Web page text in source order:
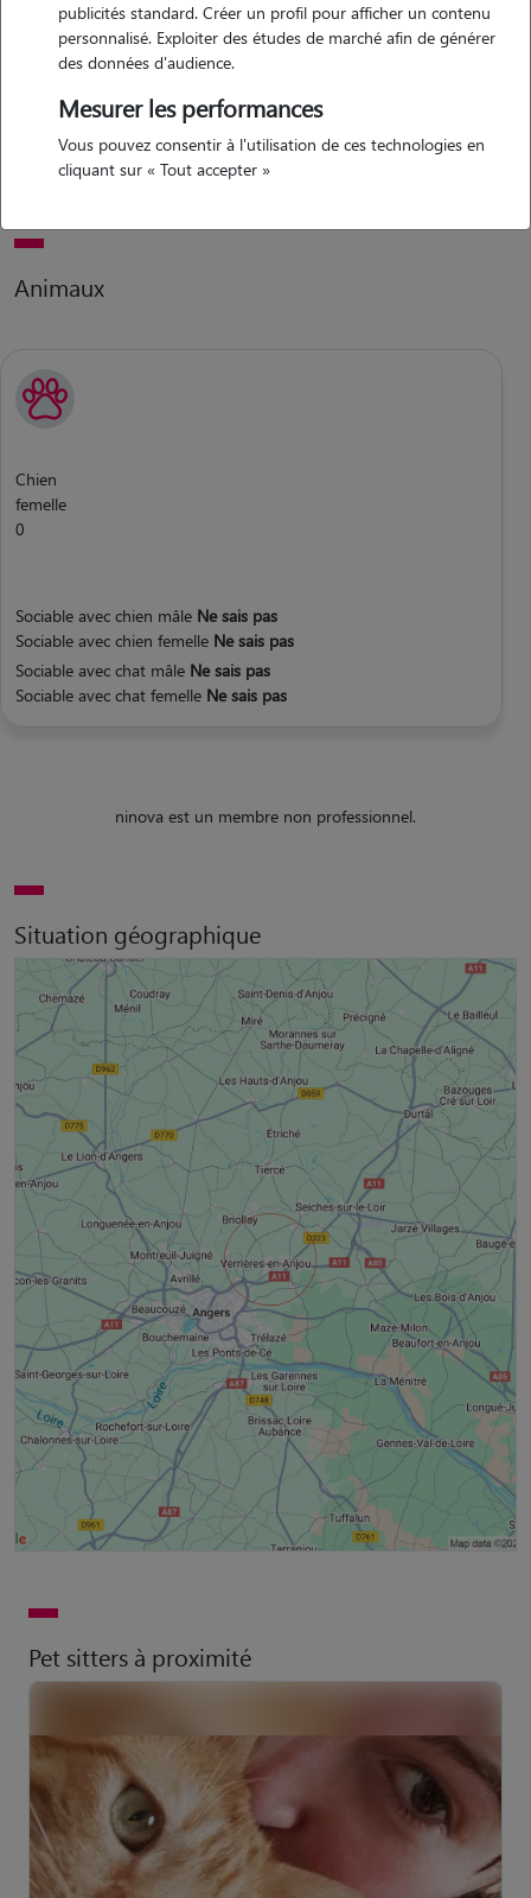
énergie, surtout avec les jeunes chiens. j'ai également eu l'occasion de
garder des chiens de mon entourage, ce qui m'a permis d'apprendre
à gérer des personnalités différentes, des chiots aux chiens plus
calmes. j'adore passer du temps avec eux, les promener, les stimuler
et leur donner beaucoup d'attention. ces expériences m'ont donné
confiance et m'ont confirmé que prendre soin des chiens est quelque
Animaux
Chien
femelle
0
Sociable avec chien mâle Ne sais pas
Sociable avec chien femelle Ne sais pas
Sociable avec chat mâle Ne sais pas
Sociable avec chat femelle Ne sais pas
ninova est un membre non professionnel.
Situation géographique
Pet sitters à proximité
publicités standard. Créer un profil pour afficher un contenu
personnalisé. Exploiter des études de marché afin de générer
des données d'audience.
Mesurer les performances
Vous pouvez consentir à l'utilisation de ces technologies en
cliquant sur « Tout accepter »